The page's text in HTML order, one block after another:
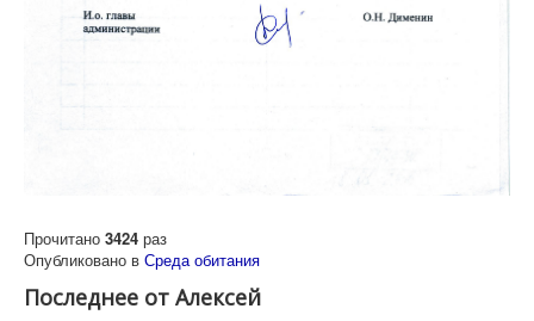
Прочитано 3424 раз
Опубликовано в Среда обитания
Последнее от Алексей